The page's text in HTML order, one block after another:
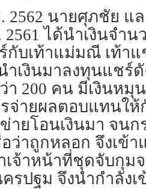
2562 นายศุภชัย แ
ได้นำเงินจ
กับเท้าแม่มณี เท้า
เงินมาลงทุนแชร์ดั
200 คน มีเงินหมุน
จ่ายผลตอบแทนให้
ายโอนเงินมา จน
าถูกหลอก จึงเข้า
จ้าหน้าที่ชุดจับกุม
ปฐม จึงนำกำลังเ